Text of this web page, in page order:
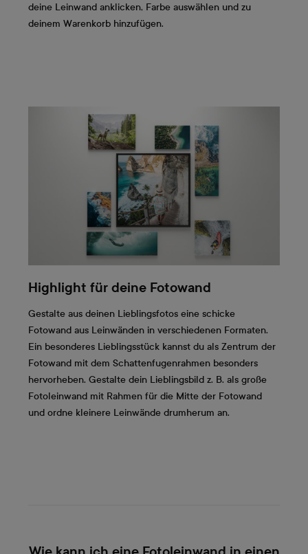
deine Leinwand anklicken, Farbe auswählen und zu
deinem Warenkorb hinzufügen.
Highlight für deine Fotowand
Gestalte aus deinen Lieblingsfotos eine schicke
Fotowand aus Leinwänden in verschiedenen Formaten.
Ein besonderes Lieblingsstück kannst du als Zentrum der
Fotowand mit dem Schattenfugenrahmen besonders
hervorheben. Gestalte dein Lieblingsbild z. B. als große
Fotoleinwand mit Rahmen für die Mitte der Fotowand
und ordne kleinere Leinwände drumherum an.